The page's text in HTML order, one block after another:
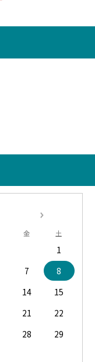
金 土
1
7
8
14
15
21
22
28
29